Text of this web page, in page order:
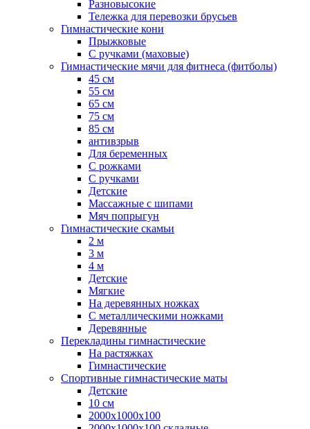
Разновысокие
Тележка для перевозки брусьев
Гимнастические кони
Прыжковые
С ручками (маховые)
Гимнастические мячи для фитнеса (фитболы)
45 см
55 см
65 см
75 см
85 см
антивзрыв
Для беременных
С рожками
С ручками
Детские
Массажные с шипами
Мяч попрыгун
Гимнастические скамьи
2 м
3 м
4 м
Детские
Мягкие
На деревянных ножках
С металлическими ножками
Деревянные
Перекладины гимнастические
На растяжках
Гимнастические
Спортивные гимнастические маты
Детские
10 см
2000х1000х100